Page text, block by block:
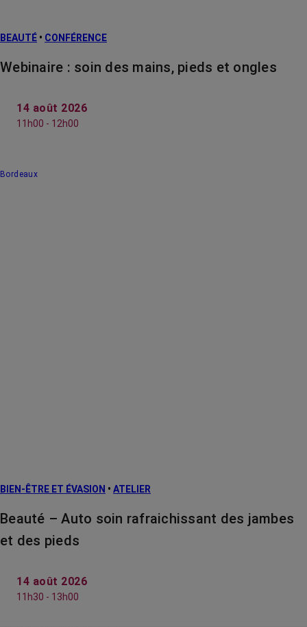
BEAUTÉ • CONFÉRENCE
Webinaire : soin des mains, pieds et ongles
14 août 2026
11h00 - 12h00
Bordeaux
BIEN-ÊTRE ET ÉVASION • ATELIER
Beauté – Auto soin rafraichissant des jambes
et des pieds
14 août 2026
11h30 - 13h00